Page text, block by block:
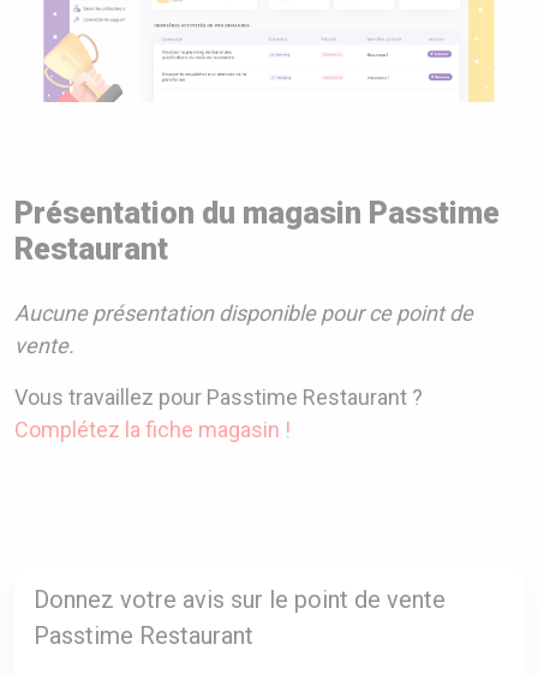
Présentation du magasin Passtime
Restaurant
Aucune présentation disponible pour ce point de
vente.
Vous travaillez pour Passtime Restaurant ?
Complétez la fiche magasin !
Donnez votre avis sur le point de vente
Passtime Restaurant